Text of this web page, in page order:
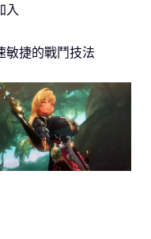
入
敏捷的戰鬥技法